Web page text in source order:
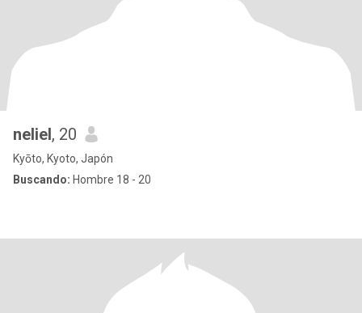
neliel, 20
Kyōto, Kyoto, Japón
Buscando: Hombre 18 - 20